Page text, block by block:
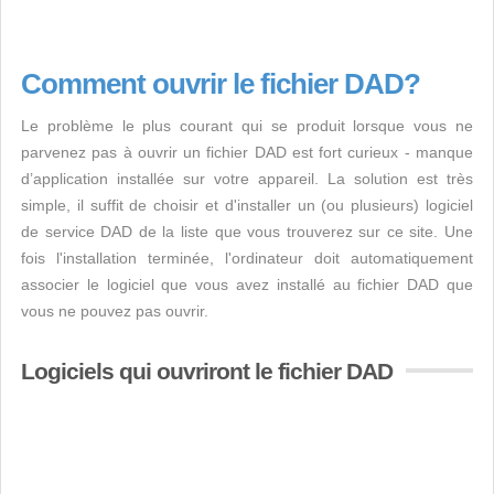
Comment ouvrir le fichier DAD?
Le problème le plus courant qui se produit lorsque vous ne
parvenez pas à ouvrir un fichier DAD est fort curieux - manque
d’application installée sur votre appareil. La solution est très
simple, il suffit de choisir et d'installer un (ou plusieurs) logiciel
de service DAD de la liste que vous trouverez sur ce site. Une
fois l'installation terminée, l'ordinateur doit automatiquement
associer le logiciel que vous avez installé au fichier DAD que
vous ne pouvez pas ouvrir.
Logiciels qui ouvriront le fichier DAD